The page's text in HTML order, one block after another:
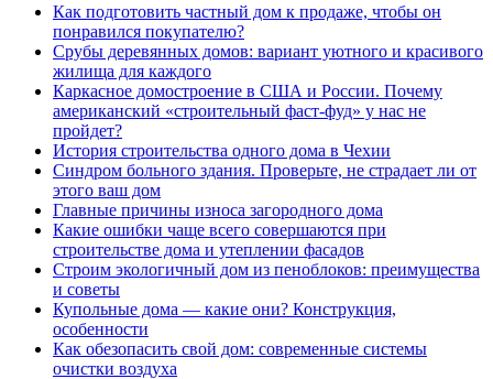
Как подготовить частный дом к продаже, чтобы он
понравился покупателю?
Срубы деревянных домов: вариант уютного и красивого
жилища для каждого
Каркасное домостроение в США и России. Почему
американский «строительный фаст-фуд» у нас не
пройдет?
История строительства одного дома в Чехии
Синдром больного здания. Проверьте, не страдает ли от
этого ваш дом
Главные причины износа загородного дома
Какие ошибки чаще всего совершаются при
строительстве дома и утеплении фасадов
Строим экологичный дом из пеноблоков: преимущества
и советы
Купольные дома — какие они? Конструкция,
особенности
Как обезопасить свой дом: современные системы
очистки воздуха